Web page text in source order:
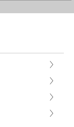
>
>
>
>